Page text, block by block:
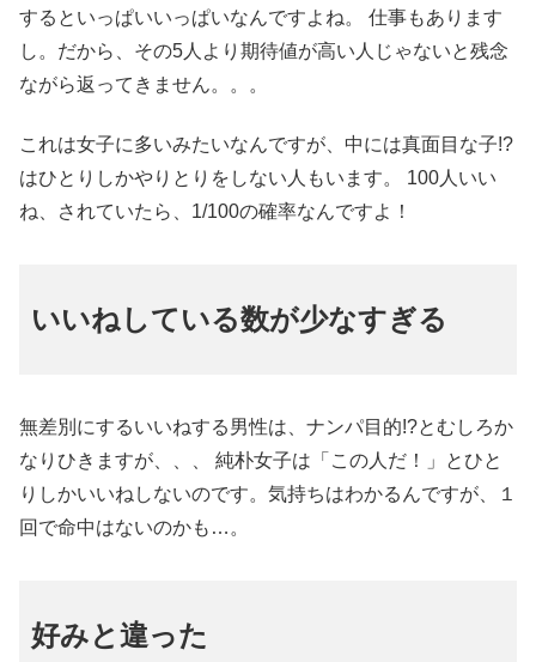
するといっぱいいっぱいなんですよね。 仕事もあります
し。だから、その5人より期待値が高い人じゃないと残念
ながら返ってきません。。。
これは女子に多いみたいなんですが、中には真面目な子!?
はひとりしかやりとりをしない人もいます。 100人いい
ね、されていたら、1/100の確率なんですよ！
いいねしている数が少なすぎる
無差別にするいいねする男性は、ナンパ目的!?とむしろか
なりひきますが、、、 純朴女子は「この人だ！」とひと
りしかいいねしないのです。気持ちはわかるんですが、１
回で命中はないのかも…。
好みと違った